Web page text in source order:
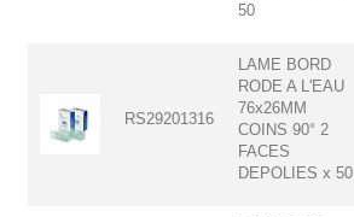
50
RS29201316
LAME BORD
RODE A L'EAU
76x26MM
COINS 90° 2
FACES
DEPOLIES x 50